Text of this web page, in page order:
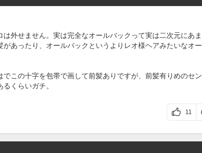
外せません。実は完全なオールバックって実は二次元にあ
あったり、オールバックというよりレオ様ヘアみたいなオ
この十字を包帯で画して前髪ありですが、前髪有りめのセ
くらいガチ。
11